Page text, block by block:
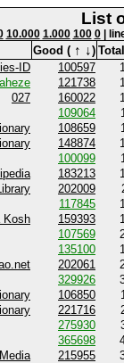
List
10.000 1.000 100 0|
Good ( ↑ ↓)
ID 100597
121738
027 160022
109064
108659
148874
100099
183213
202009
117845
Kosh 159393
107569
135100
202061
329926
106850
221716
275930
365698
215955